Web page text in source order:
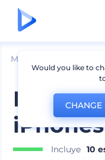
Mockups
Incluye 10
Would you like to
CHANGE